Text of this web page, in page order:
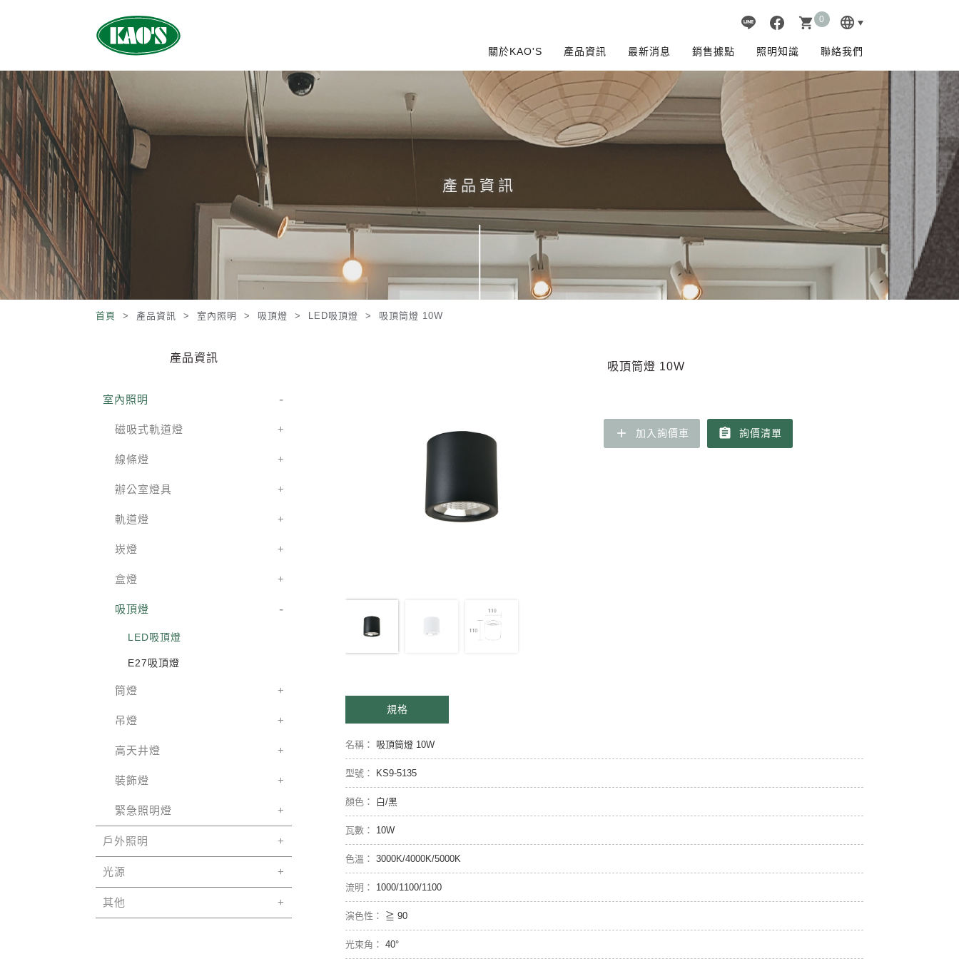
關於KAO'S 產品資訊 最新消息 銷售據點 照明知識 聯絡我們
language
shopping_cart 0
產品資訊
首頁 > 產品資訊 > 室內照明 > 吸頂燈 > LED吸頂燈 > 吸頂筒燈 10W
產品資訊
室內照明
磁吸式軌道燈
線條燈
辦公室燈具
軌道燈
崁燈
盒燈
吸頂燈
LED吸頂燈
E27吸頂燈
筒燈
吊燈
高天井燈
裝飾燈
緊急照明燈
戶外照明
光源
其他
吸頂筒燈 10W
add 加入詢價車 assignment 詢價清單
規格
吸頂筒燈 10W
KS9-5135
白/黑
10W
3000K/4000K/5000K
1000/1100/1100
≧ 90
40°